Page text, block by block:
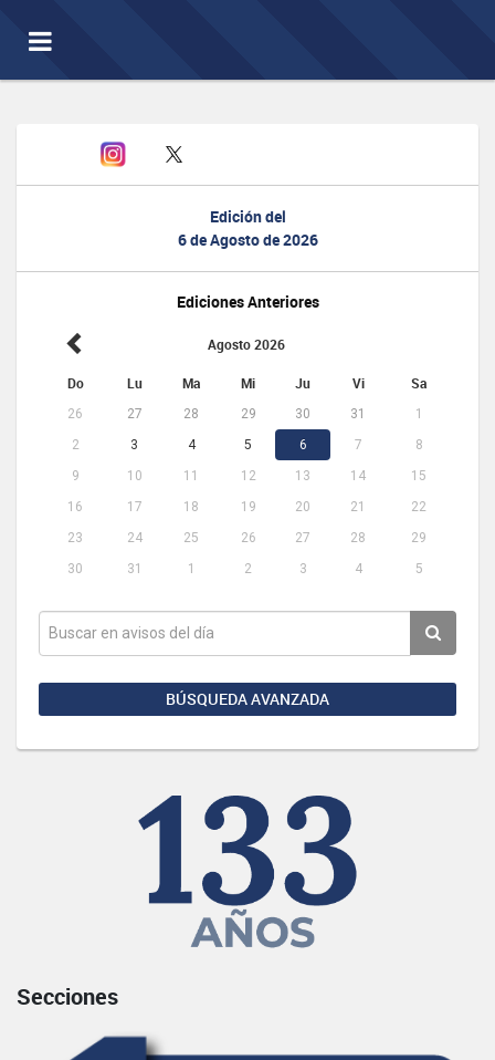
Toggle
navigation
Edición del
6 de Agosto de 2026
Ediciones Anteriores
Agosto 2026
Do Lu Ma Mi Ju Vi Sa
26 27 28 29 30 31
1
2
3 4 5 6 7
8
9
10 11 12 13 14
15
16
17 18 19 20 21
22
23
24 25 26 27 28
29
30
31 1 2 3 4 5
BÚSQUEDA AVANZADA
Secciones